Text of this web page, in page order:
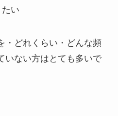
い
・どれくらい・どんな頻
いない方はとても多いで